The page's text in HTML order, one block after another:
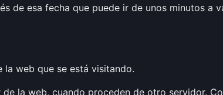
de esa fecha que puede ir de unos minutos a
web que se está visitando.
la web, cuando proceden de otro servidor.